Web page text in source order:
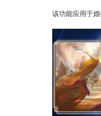
该功能应用于